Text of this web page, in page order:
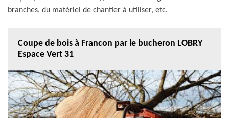
branches, du matériel de chantier à utiliser, etc.
Coupe de bois à Francon par le bucheron LOBRY
Espace Vert 31